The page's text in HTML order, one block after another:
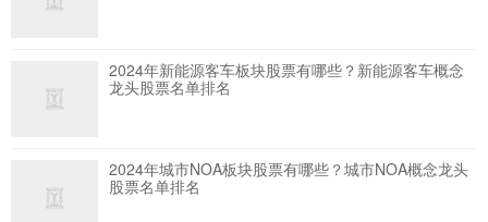
2024年新能源客车板块股票有哪些？新能源客车概念
龙头股票名单排名
2024年城市NOA板块股票有哪些？城市NOA概念龙头
股票名单排名